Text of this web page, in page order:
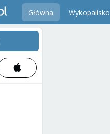
Główna Wykopalisko